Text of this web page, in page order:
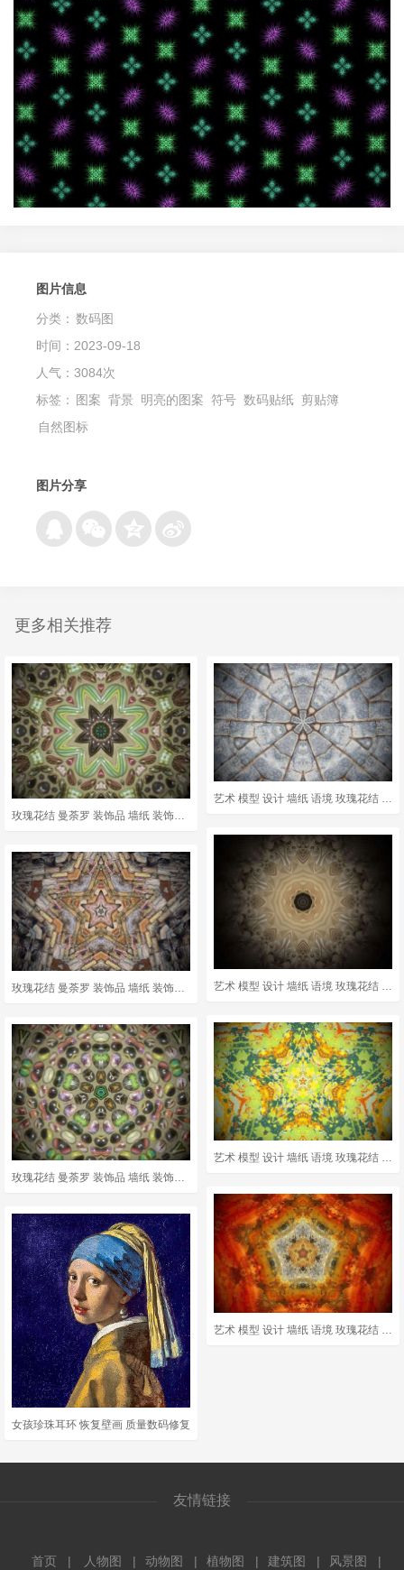
图片信息
分类： 数码图
时间：2023-09-18
人气：3084次
标签： 图案 背景 明亮的图案 符号 数码贴纸 剪贴簿
自然图标
图片分享
更多相关推荐
玫瑰花结 曼荼罗 装饰品 墙纸 装饰风格 装饰性的 对称 纹理
玫瑰花结 曼荼罗 装饰品 墙纸 装饰风格 装饰性的 对称 纹理
玫瑰花结 曼荼罗 装饰品 墙纸 装饰风格 装饰性的 对称 纹理
女孩珍珠耳环 恢复壁画 质量数码修复
艺术 模型 设计 墙纸 语境 玫瑰花结 花环 曼荼罗 装饰风格
艺术 模型 设计 墙纸 语境 玫瑰花结 花环 曼荼罗 装饰风格
艺术 模型 设计 墙纸 语境 玫瑰花结 花环 曼荼罗 装饰风格
友情链接
首页 人物图 动物图 植物图 建筑图 风景图